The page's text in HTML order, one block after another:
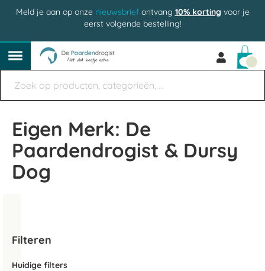
Meld je aan op onze nieuwsbriefontvang 10% korting voor je
eerst volgende bestelling!
Eigen Merk: De
Paardendrogist & Dursy
Dog
Filteren
Huidige filters